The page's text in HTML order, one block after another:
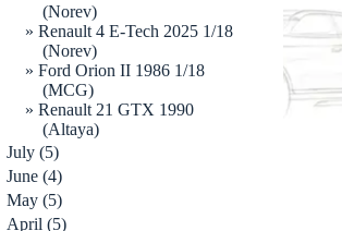
(Norev)
Renault 4 E-Tech 2025 1/18
(Norev)
Ford Orion II 1986 1/18
(MCG)
Renault 21 GTX 1990
(Altaya)
July (5)
June (4)
May (5)
April (5)